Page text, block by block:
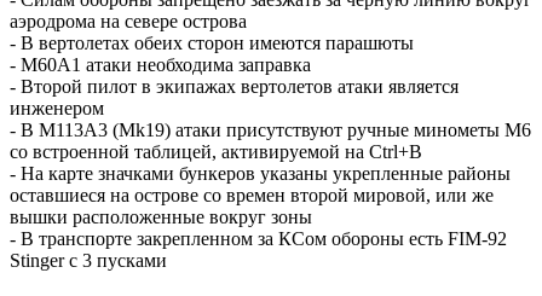
аэродрома на севере острова
- В вертолетах обеих сторон имеются парашюты
- M60A1 атаки необходима заправка
- Второй пилот в экипажах вертолетов атаки является
инженером
- В M113A3 (Mk19) атаки присутствуют ручные минометы М6
со встроенной таблицей, активируемой на Ctrl+B
- На карте значками бункеров указаны укрепленные районы
оставшиеся на острове со времен второй мировой, или же
вышки расположенные вокруг зоны
- В транспорте закрепленном за КСом обороны есть FIM-92
Stinger с 3 пусками